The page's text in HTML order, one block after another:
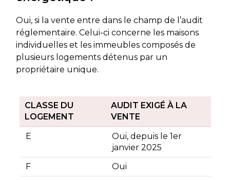
Oui, si la vente entre dans le champ de l’audit
réglementaire. Celui-ci concerne les maisons
individuelles et les immeubles composés de
plusieurs logements détenus par un
propriétaire unique.
CLASSE DU
LOGEMENT
AUDIT EXIGÉ À LA
VENTE
E
Oui, depuis le 1er
janvier 2025
F
Oui